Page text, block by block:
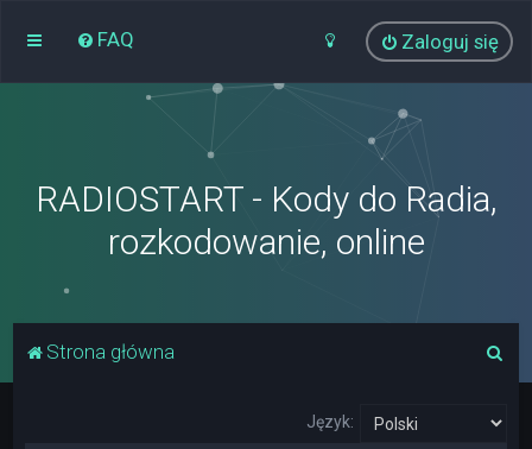
FAQ Zaloguj się
RADIOSTART - Kody do Radia,
rozkodowanie, online
Strona główna
Język: